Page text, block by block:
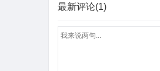
最新评论(1)